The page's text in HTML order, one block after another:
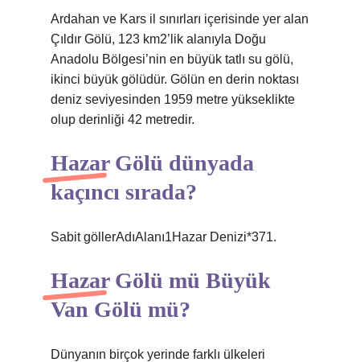
Ardahan ve Kars il sınırları içerisinde yer alan
Çıldır Gölü, 123 km2’lik alanıyla Doğu
Anadolu Bölgesi’nin en büyük tatlı su gölü,
ikinci büyük gölüdür. Gölün en derin noktası
deniz seviyesinden 1959 metre yükseklikte
olup derinliği 42 metredir.
Hazar Gölü dünyada
kaçıncı sırada?
Sabit göllerAdıAlanı1Hazar Denizi*371.
Hazar Gölü mü Büyük
Van Gölü mü?
Dünyanın birçok yerinde farklı ülkeleri